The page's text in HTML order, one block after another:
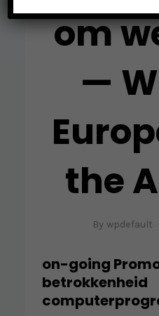
om
—
the
By wpdefault
on-going
betrokkenheid